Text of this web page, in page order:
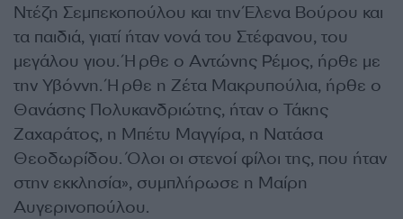
Ντέζη Σεμπεκοπούλου και την Έλενα Βούρου και
τα παιδιά, γιατί ήταν νονά του Στέφανου, του
μεγάλου γιου. Ήρθε ο Αντώνης Ρέμος, ήρθε με
την Υβόννη. Ήρθε η Ζέτα Μακρυπούλια, ήρθε ο
Θανάσης Πολυκανδριώτης, ήταν ο Τάκης
Ζαχαράτος, η Μπέτυ Μαγγίρα, η Νατάσα
Θεοδωρίδου. Όλοι οι στενοί φίλοι της, που ήταν
στην εκκλησία», συμπλήρωσε η Μαίρη
Αυγερινοπούλου.